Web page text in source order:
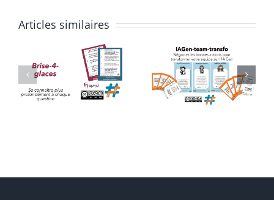
Articles similaires
IAGen-
Team-
de SCRUM